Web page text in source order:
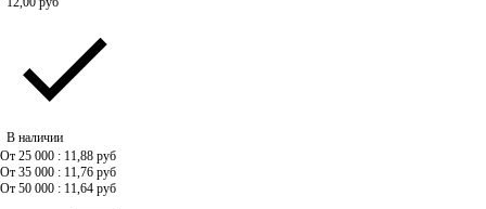
В наличии
От 25 000 : 11,88 руб
От 35 000 : 11,76 руб
От 50 000 : 11,64 руб